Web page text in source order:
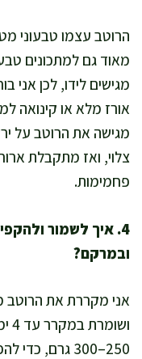
הרוטב עצמו טבעוני
מאוד גם למתכונים
מגישים לידו, לכן אני
אורז מלא או קינואה
מגישה את הרוטב על
צלוי, ואז מתקבלת
פחמימות.
4. איך לשמור
ובמרקם?
אני מקררת את
250–300 גרם,